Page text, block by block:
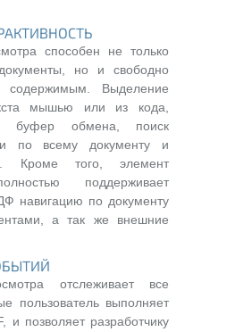
способен не только
но и свободно
Выделение
мышью или из кода,
буфер обмена, поиск
по всему документу и
Кроме того, элемент
поддерживает
навигацию по документу
а так же внешние
отслеживает все
пользователь выполняет
и позволяет разработчику